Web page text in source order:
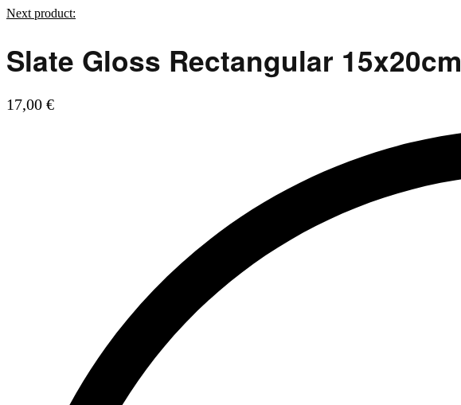
Next product:
Slate Gloss Rectangular 15x20cm
17,00 €